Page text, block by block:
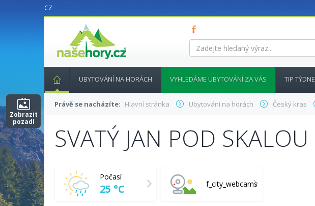
CZ
nasehory.cz
Zadejte
hledaný
UBYTOVÁNÍ NA HORÁCH VYHLEDÁME UBYTOVÁNÍ ZA VÁS TIP TÝDNE
Právě se nacházíte: Hlavní stránka Ubytování na horách Český kras
SVATÝ JAN POD SKALOU
Počasí
25 °C f_city_webcams
Zobrazit
pozadí